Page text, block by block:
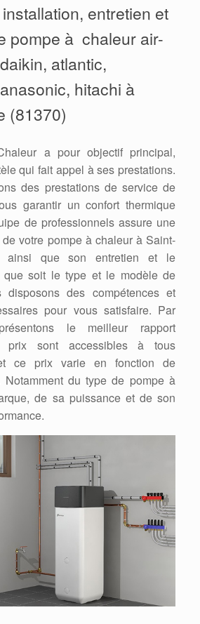
entretien et
pompe à chaleur air-
atlantic,
hitachi à
(81370)
a pour objectif principal,
qui fait appel à ses prestations.
des prestations de service de
garantir un confort thermique
de professionnels assure une
votre pompe à chaleur à Saint-
ainsi que son entretien et le
que soit le type et le modèle de
disposons des compétences et
pour vous satisfaire. Par
le meilleur rapport
prix sont accessibles à tous
ce prix varie en fonction de
Notamment du type de pompe à
de sa puissance et de son